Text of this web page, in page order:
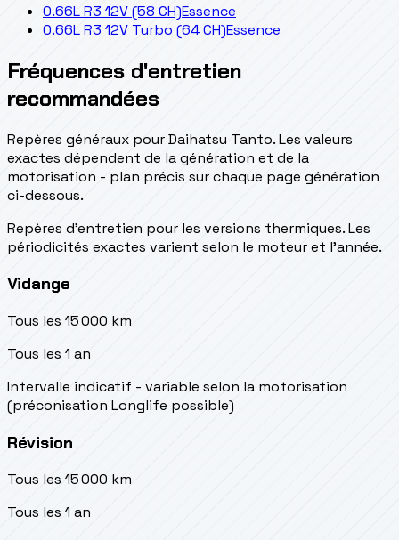
0.66L R3 12V (58 CH)Essence
0.66L R3 12V Turbo (64 CH)Essence
Fréquences d'entretien
recommandées
Repères généraux pour Daihatsu Tanto. Les valeurs
exactes dépendent de la génération et de la
motorisation - plan précis sur chaque page génération
ci-dessous.
Repères d’entretien pour les versions thermiques. Les
périodicités exactes varient selon le moteur et l’année.
Vidange
Tous les 15 000 km
Tous les 1 an
Intervalle indicatif - variable selon la motorisation
(préconisation Longlife possible)
Révision
Tous les 15 000 km
Tous les 1 an